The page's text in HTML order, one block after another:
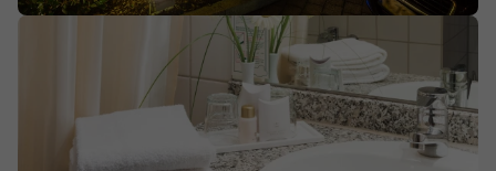
Área de Cliente